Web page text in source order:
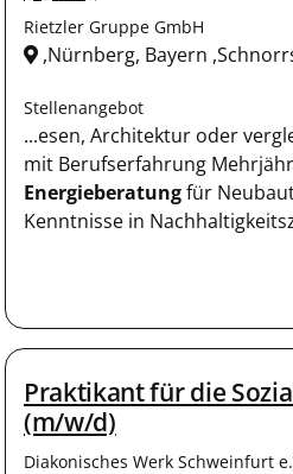
Rietzler Gruppe GmbH
,Nürnberg, Bayern
Stellenangebot
...esen, Architektur oder
mit Berufserfahrung
Energieberatungfür
Kenntnisse in
Praktikant für die
(m/w/d)
Diakonisches Werk Schweinfurt